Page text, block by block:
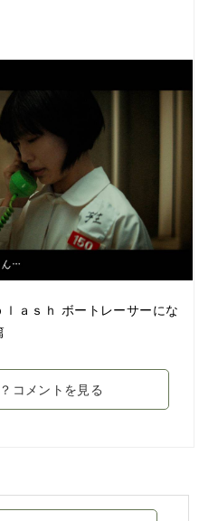
ａｓｈ ボートレーサーにな
コメントを見る